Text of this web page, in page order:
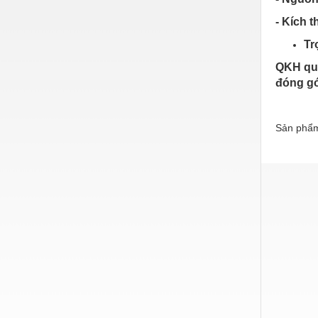
- Kích
QKH
đóng
Sản